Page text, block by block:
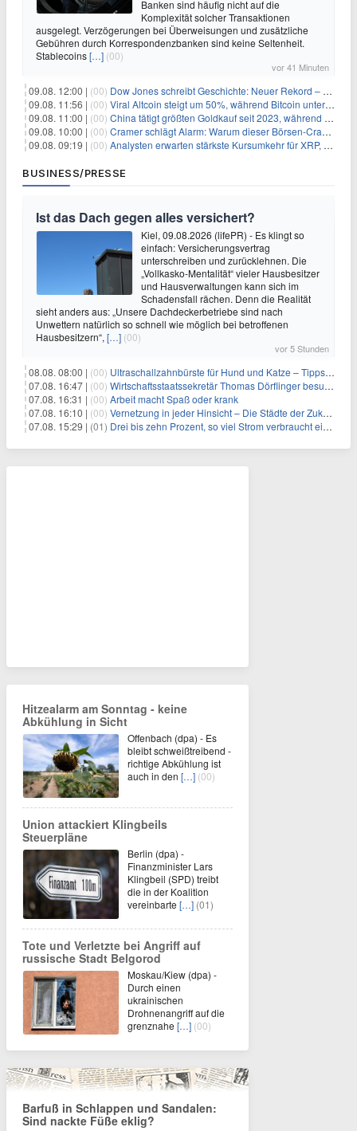
Banken sind häufig nicht auf die
Komplexität solcher Transaktionen
ausgelegt. Verzögerungen bei Überweisungen und zusätzliche
Gebühren durch Korrespondenzbanken sind keine Seltenheit.
Stablecoins[…] (00)
vor 41 Minuten
09.08. 12:00 | (00) Dow Jones schreibt Geschichte: Neuer Rekord – und Amazon knackt die nächste Billionen-Marke
09.08. 11:56 | (00) Viral Altcoin steigt um 50%, während Bitcoin unter $65.000 fällt
09.08. 11:00 | (00) China tätigt größten Goldkauf seit 2023, während Goldpreis um 8% steigt
09.08. 10:00 | (00) Cramer schlägt Alarm: Warum dieser Börsen-Crash die beste Einstiegschance seit Monaten ist
09.08. 09:19 | (00) Analysten erwarten stärkste Kursumkehr für XRP, während Polymarket skeptisch bleibt
BUSINESS/PRESSE
Ist das Dach gegen alles versichert?
Kiel, 09.08.2026 (lifePR) - Es klingt so
einfach: Versicherungsvertrag
unterschreiben und zurücklehnen. Die
„Vollkasko-Mentalität“ vieler Hausbesitzer
und Hausverwaltungen kann sich im
Schadensfall rächen. Denn die Realität
sieht anders aus: „Unsere Dachdeckerbetriebe sind nach
Unwettern natürlich so schnell wie möglich bei betroffenen
Hausbesitzern“, […] (00)
vor 5 Stunden
08.08. 08:00 | (00) Ultraschallzahnbürste für Hund und Katze – Tipps zur erfolgreichen Eingewöhnung
07.08. 16:47 | (00) Wirtschaftsstaatssekretär Thomas Dörflinger besucht Handwerksbetrieb im Kammerbezirk Freiburg
07.08. 16:31 | (00) Arbeit macht Spaß oder krank
07.08. 16:10 | (00) Vernetzung in jeder Hinsicht – Die Städte der Zukunft sind grün-blau
07.08. 15:29 | (01) Drei bis zehn Prozent, so viel Strom verbraucht ein Aufzug im Gebäude
Hitzealarm am Sonntag - keine
Abkühlung in Sicht
Offenbach (dpa) - Es
bleibt schweißtreibend -
richtige Abkühlung ist
auch in den […] (00)
Union attackiert Klingbeils
Steuerpläne
Berlin (dpa) -
Finanzminister Lars
Klingbeil (SPD) treibt
die in der Koalition
vereinbarte […] (01)
Tote und Verletzte bei Angriff auf
russische Stadt Belgorod
Moskau/Kiew (dpa) -
Durch einen
ukrainischen
Drohnenangriff auf die
grenznahe […] (00)
Barfuß in Schlappen und Sandalen:
Sind nackte Füße eklig?